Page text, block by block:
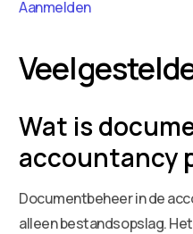
Aanmelden
Wat is
accountancy
Documentbeheer in de
alleen bestandsopslag.